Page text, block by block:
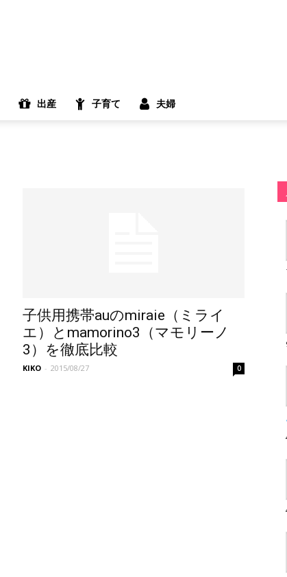
出産 子育て 夫婦
子供用携帯auのmiraie（ミライ
エ）とmamorino3（マモリーノ
3）を徹底比較
KIKO - 2015/08/27 0